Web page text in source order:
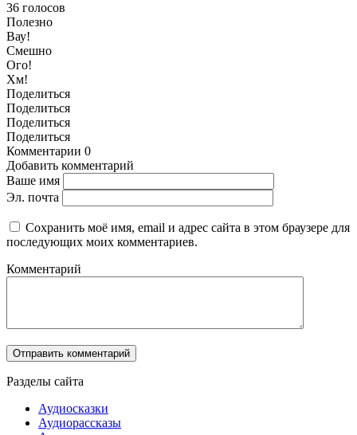
36 голосов
Полезно
Вау!
Смешно
Ого!
Хм!
Поделиться
Поделиться
Поделиться
Поделиться
Комментарии 0
Добавить комментарий
Ваше имя
Эл. почта
Сохранить моё имя, email и адрес сайта в этом браузере для
последующих моих комментариев.
Комментарий
Разделы сайта
Аудиосказки
Аудиорассказы